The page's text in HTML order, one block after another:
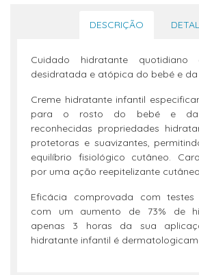
DESCRIÇÃO
Cuidado hidratante
desidratada e atópica do bebé e da
Creme hidratante infantil
para o rosto do bebé e da
reconhecidas propriedades
protetoras e suavizantes,
equilíbrio fisiológico cutâneo.
por uma ação reepitelizante
Eficácia comprovada com testes
com um aumento de 73% de
apenas 3 horas da sua
hidratante infantil é